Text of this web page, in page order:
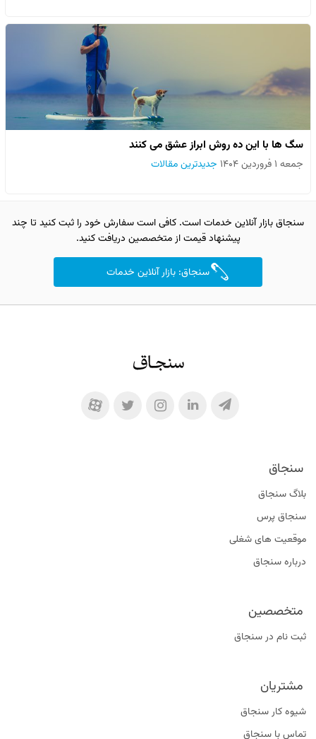
سگ ها با این ده روش ابراز عشق می کنند
جمعه ۱ فروردین ۱۴۰۴ جدیدترین مقالات
سنجاق بازار آنلاین خدمات است. کافی است سفارش خود را ثبت کنید تا چند
پیشنهاد قیمت از متخصصین دریافت کنید.
سنجاق: بازار آنلاین خدمات
سنجاق
بلاگ سنجاق
سنجاق پرس
موقعیت‌ های شغلی
درباره سنجاق
متخصصین
ثبت نام در سنجاق
مشتریان
شیوه کار سنجاق
تماس با سنجاق